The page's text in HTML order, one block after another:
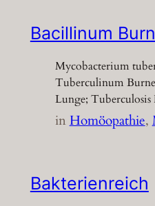
Bacillinum
Mycobacterium
Tuberculinum
Lunge; Tuberculosis
inHomöopathie,
Bakterienreich